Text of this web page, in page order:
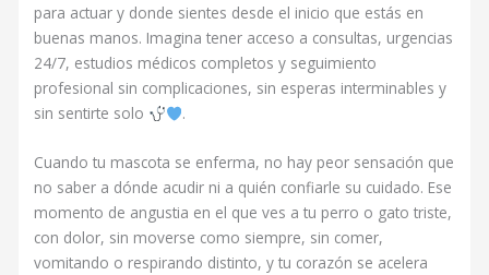
para actuar y donde sientes desde el inicio que estás en
buenas manos. Imagina tener acceso a consultas, urgencias
24/7, estudios médicos completos y seguimiento
profesional sin complicaciones, sin esperas interminables y
sin sentirte solo
.
Cuando tu mascota se enferma, no hay peor sensación que
no saber a dónde acudir ni a quién confiarle su cuidado. Ese
momento de angustia en el que ves a tu perro o gato triste,
con dolor, sin moverse como siempre, sin comer,
vomitando o respirando distinto, y tu corazón se acelera